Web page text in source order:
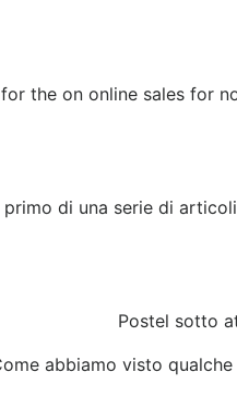
the on online sales for
primo di una serie di
Postel sotto
abbiamo visto